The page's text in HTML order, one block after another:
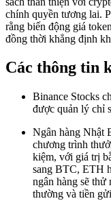
chính quyền tương lai.
rằng biến động giá
đồng thời khẳng định
Các thông tin
Binance Stocks
được quản lý chỉ
Ngân hàng Nhật
chương trình
kiệm, với giá trị
sang BTC, ETH
ngân hàng sẽ thử
thường và tiền